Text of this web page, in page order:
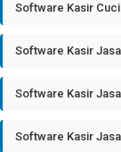
Software Kasir
Software Kasir
Software Kasir
Software Kasir